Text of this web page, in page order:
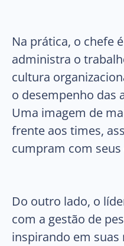
Na prática, o chefe
administra o
cultura
o desempenho das
Uma imagem de
frente aos times,
cumpram com seus
Do outro lado, o
com a gestão de
inspirando em